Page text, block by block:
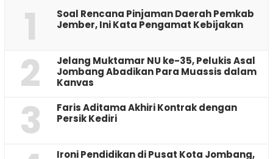
1
‎Soal Rencana Pinjaman Daerah Pemkab
Jember, Ini Kata Pengamat Kebijakan ‎
2
Jelang Muktamar NU ke-35, Pelukis Asal
Jombang Abadikan Para Muassis dalam
Kanvas
3
Faris Aditama Akhiri Kontrak dengan
Persik Kediri
Ironi Pendidikan di Pusat Kota Jombang,